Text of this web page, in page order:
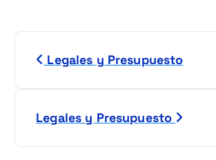
Legales y Presupuesto
Legales y Presupuesto